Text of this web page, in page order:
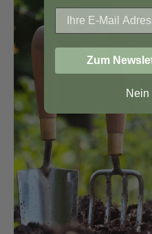
Zum
Nein